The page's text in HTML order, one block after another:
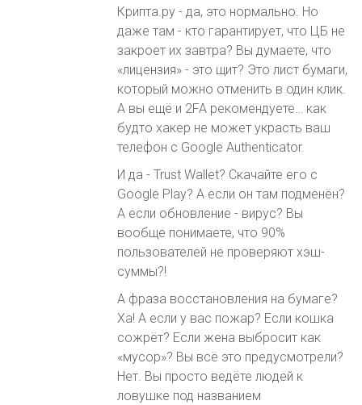
Крипта.ру - да, это нормально. Но
даже там - кто гарантирует, что ЦБ не
закроет их завтра? Вы думаете, что
«лицензия» - это щит? Это лист бумаги,
который можно отменить в один клик.
А вы ещё и 2FA рекомендуете… как
будто хакер не может украсть ваш
телефон с Google Authenticator.
И да - Trust Wallet? Скачайте его с
Google Play? А если он там подменён?
А если обновление - вирус? Вы
вообще понимаете, что 90%
пользователей не проверяют хэш-
суммы?!
А фраза восстановления на бумаге?
Ха! А если у вас пожар? Если кошка
сожрёт? Если жена выбросит как
«мусор»? Вы всё это предусмотрели?
Нет. Вы просто ведёте людей к
ловушке под названием